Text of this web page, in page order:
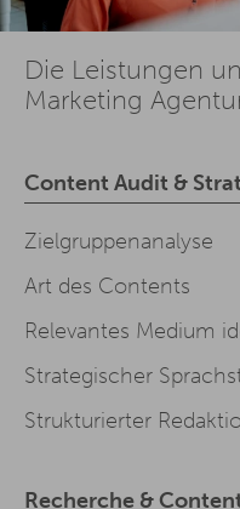
Die Leistungen
Marketing
Content Audit &
Zielgruppenanalyse
Art des Contents
Relevantes Medium
Strategischer
Strukturierter
Recherche &